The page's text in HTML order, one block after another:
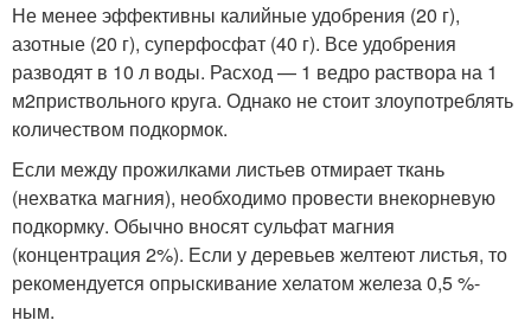
Не менее эффективны калийные удобрения (20 г),
азотные (20 г), суперфосфат (40 г). Все удобрения
разводят в 10 л воды. Расход — 1 ведро раствора на 1
м2приствольного круга. Однако не стоит злоупотреблять
количеством подкормок.
Если между прожилками листьев отмирает ткань
(нехватка магния), необходимо провести внекорневую
подкормку. Обычно вносят сульфат магния
(концентрация 2%). Если у деревьев желтеют листья, то
рекомендуется опрыскивание хелатом железа 0,5 %-
ным.